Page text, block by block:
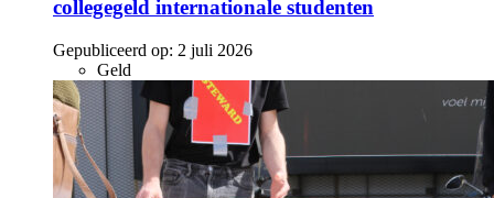
collegegeld internationale studenten
Gepubliceerd op: 2 juli 2026
Geld